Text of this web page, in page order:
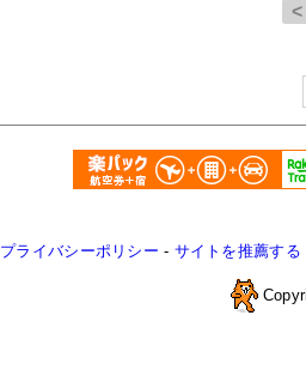
プライバシーポリシー - サイトを推薦する